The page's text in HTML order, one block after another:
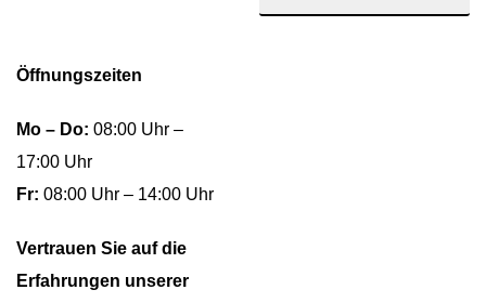
Öffnungszeiten
Mo – Do: 08:00 Uhr –
17:00 Uhr
Fr: 08:00 Uhr – 14:00 Uhr
Vertrauen Sie auf die
Erfahrungen unserer